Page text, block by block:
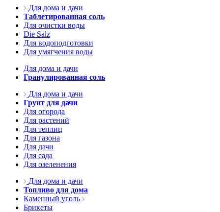
Для дома и дачи
Таблетированная соль
Для очистки воды
Die Salz
Для водоподготовки
Для умягчения воды
Для дома и дачи
Гранулированная соль
Для дома и дачи
Грунт для дачи
Для огорода
Для растений
Для теплиц
Для газона
Для дачи
Для сада
Для озеленения
Для дома и дачи
Топливо для дома
Каменный уголь
Брикеты